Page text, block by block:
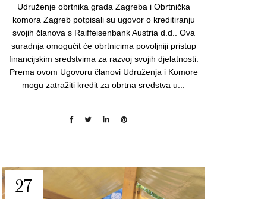
Udruženje obrtnika grada Zagreba i Obrtnička
komora Zagreb potpisali su ugovor o kreditiranju
svojih članova s Raiffeisenbank Austria d.d.. Ova
suradnja omogućit će obrtnicima povoljniji pristup
financijskim sredstvima za razvoj svojih djelatnosti.
Prema ovom Ugovoru članovi Udruženja i Komore
mogu zatražiti kredit za obrtna sredstva u...
27